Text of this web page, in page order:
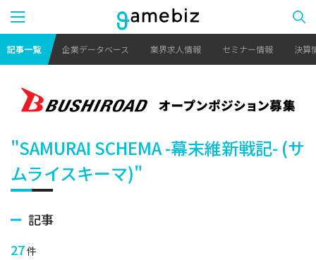
記事一覧 企業データベース 業界求人情報 セミナー情報 決算
"SAMURAI SCHEMA -幕末維新戦記- (サ
ムライスキーマ)"
記事
27件